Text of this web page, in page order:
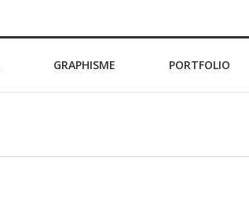
GRAPHISME PORTFOLIO